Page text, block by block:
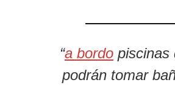
“a bordo piscinas
podrán tomar